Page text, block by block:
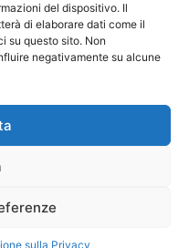
del dispositivo. Il
di elaborare dati come il
su questo sito. Non
negativamente su alcune
sulla Privacy
ONLINE